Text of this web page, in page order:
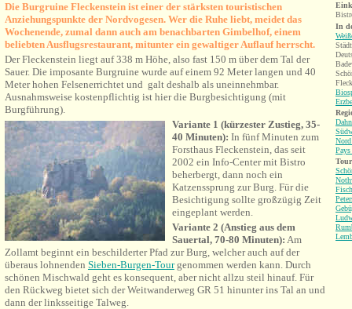
Die Burgruine Fleckenstein ist einer der stärksten touristischen
Anziehungspunkte der Nordvogesen. Wer die Ruhe liebt, meidet das
Wochenende, zumal dann auch am benachbarten Gimbelhof, einem
beliebten Ausflugsrestaurant, mitunter ein gewaltiger Auflauf herrscht.
Der Fleckenstein liegt auf 338 m Höhe, also fast 150 m über dem Tal der
Sauer. Die imposante Burgruine wurde auf einem 92 Meter langen und 40
Meter hohen Felsenerrichtet und galt deshalb als uneinnehmbar.
Ausnahmsweise kostenpflichtig ist hier die Burgbesichtigung (mit
Burgführung).
Variante 1 (kürzester Zustieg, 35-
40 Minuten): In fünf Minuten zum
Forsthaus Fleckenstein, das seit
2002 ein Info-Center mit Bistro
beherbergt, dann noch ein
Katzenssprung zur Burg. Für die
Besichtigung sollte großzügig Zeit
eingeplant werden.
Variante 2 (Anstieg aus dem
Sauertal, 70-80 Minuten): Am
Zollamt beginnt ein beschilderter Pfad zur Burg, welcher auch auf der
überaus lohnenden Sieben-Burgen-Tourgenommen werden kann. Durch
schönen Mischwald geht es konsequent, aber nicht allzu steil hinauf. Für
den Rückweg bietet sich der Weitwanderweg GR 51 hinunter ins Tal an und
dann der linksseitige Talweg.
In
Nord